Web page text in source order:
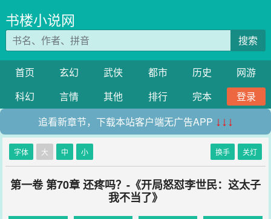
书楼小说网
搜索
首页 玄幻 武侠 都市 历史
网游
科幻
言情 其他 排行 完本
登录
追看新章节，下载本站客户端无广告APP ↓↓↓
字体 大 中 小 换手 关灯
第一卷 第70章 还疼吗？-《开局怒怼李世民：这太子
我不当了》